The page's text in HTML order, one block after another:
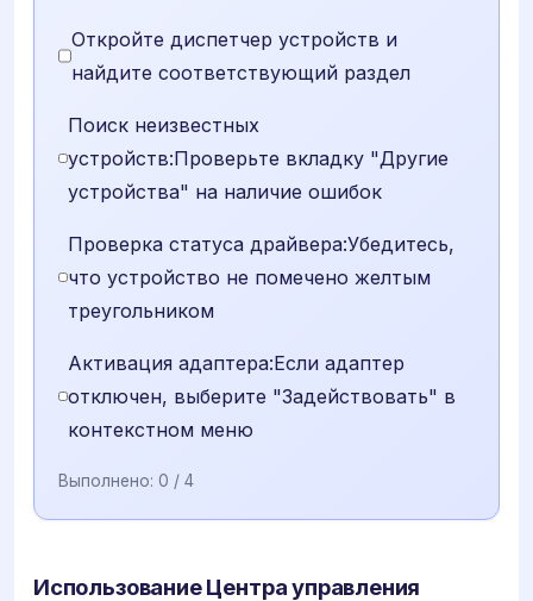
Откройте диспетчер устройств и
найдите соответствующий раздел
Поиск неизвестных
устройств:Проверьте вкладку "Другие
устройства" на наличие ошибок
Проверка статуса драйвера:Убедитесь,
что устройство не помечено желтым
треугольником
Активация адаптера:Если адаптер
отключен, выберите "Задействовать" в
контекстном меню
Выполнено: 0 / 4
Использование Центра управления